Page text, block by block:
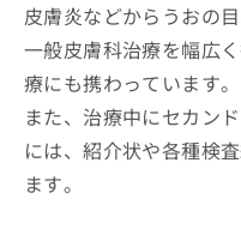
皮膚炎などからうおの
一般皮膚科治療を幅広
療にも携わっています。
また、治療中にセカン
には、紹介状や各種検
ます。